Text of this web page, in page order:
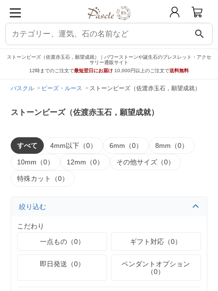
search
ストーンビーズ（佐渡赤玉石，願望成就）｜パワーストーンや誕生石のブレスレット・アクセ
サリー通販サイト
12時までのご注文で最短翌日にお届け 10,000円以上のご注文で送料無料
パスクル ビーズ・ルース ストーンビーズ（佐渡赤玉石，願望成就）
ストーンビーズ（佐渡赤玉石，願望成就）
すべて 4mm以下（0） 6mm（0） 8mm（0）
10mm（0） 12mm（0） その他サイズ（0）
特殊カット（0）
絞り込む
こだわり
一点もの（0）
ギフト対応（0）
即日発送（0）
ペンダントオプション
（0）